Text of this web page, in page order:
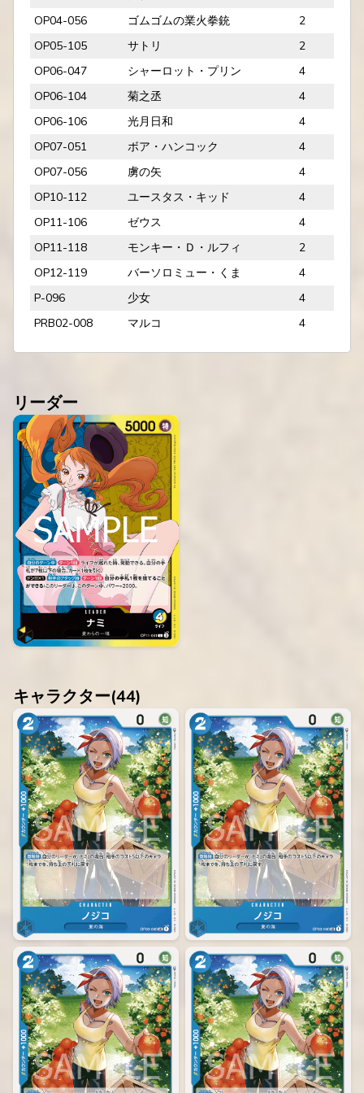
OP04-056
ゴムゴムの業火拳銃
2
OP05-105
サトリ
2
OP06-047
シャーロット・プリン
4
OP06-104
菊之丞
4
OP06-106
光月日和
4
OP07-051
ボア・ハンコック
4
OP07-056
虜の矢
4
OP10-112
ユースタス・キッド
4
OP11-106
ゼウス
4
OP11-118
モンキー・Ｄ・ルフィ
2
OP12-119
バーソロミュー・くま
4
P-096
少女
4
PRB02-008
マルコ 4
リーダー
キャラクター(44)